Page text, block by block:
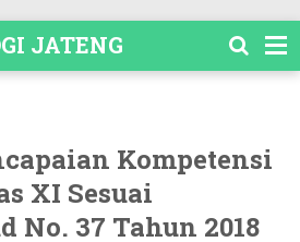
JATENG
Kompetensi
XI Sesuai
No. 37 Tahun 2018